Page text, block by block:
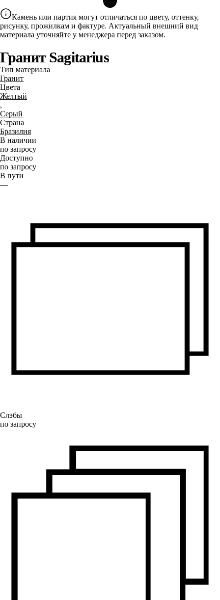
Камень или партия могут отличаться по цвету, оттенку,
рисунку, прожилкам и фактуре. Актуальный внешний вид
материала уточняйте у менеджера перед заказом.
Гранит Sagitarius
Тип материала
Гранит
Цвета
Желтый
,
Серый
Страна
Бразилия
В наличии
по запросу
Доступно
по запросу
В пути
—
Слэбы
по запросу